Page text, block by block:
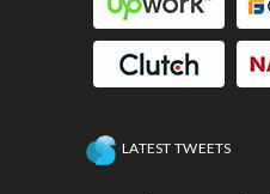
LATEST TWEETS